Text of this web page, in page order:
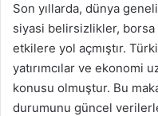
Son yıllarda, dünya
siyasi belirsizlikler,
etkilere yol açmıştır.
yatırımcılar ve ekonomi
konusu olmuştur. Bu
durumunu güncel